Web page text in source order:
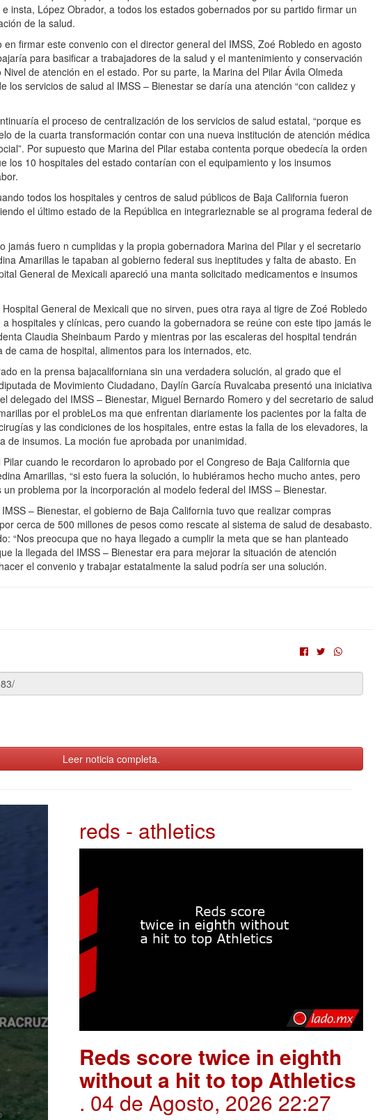
insta, López Obrador, a todos los estados gobernados por su partido firmar un
de la salud.
firmar este convenio con el director general del IMSS, Zoé Robledo en agosto
para basificar a trabajadores de la salud y el mantenimiento y conservación
de atención en el estado. Por su parte, la Marina del Pilar Ávila Olmeda
los servicios de salud al IMSS – Bienestar se daría una atención “con calidez y
el proceso de centralización de los servicios de salud estatal, “porque es
de la cuarta transformación contar con una nueva institución de atención médica
Por supuesto que Marina del Pilar estaba contenta porque obedecía la orden
los 10 hospitales del estado contarían con el equipamiento y los insumos
todos los hospitales y centros de salud públicos de Baja California fueron
el último estado de la República en integrarleznable se al programa federal de
jamás fuero n cumplidas y la propia gobernadora Marina del Pilar y el secretario
Amarillas le tapaban al gobierno federal sus ineptitudes y falta de abasto. En
General de Mexicali apareció una manta solicitado medicamentos e insumos
General de Mexicali que no sirven, pues otra raya al tigre de Zoé Robledo
hospitales y clínicas, pero cuando la gobernadora se reúne con este tipo jamás le
Claudia Sheinbaum Pardo y mientras por las escaleras del hospital tendrán
cama de hospital, alimentos para los internados, etc.
en la prensa bajacaliforniana sin una verdadera solución, al grado que el
de Movimiento Ciudadano, Daylín García Ruvalcaba presentó una iniciativa
delegado del IMSS – Bienestar, Miguel Bernardo Romero y del secretario de salud
por el probleLos ma que enfrentan diariamente los pacientes por la falta de
y las condiciones de los hospitales, entre estas la falla de los elevadores, la
de insumos. La moción fue aprobada por unanimidad.
cuando le recordaron lo aprobado por el Congreso de Baja California que
Amarillas, “si esto fuera la solución, lo hubiéramos hecho mucho antes, pero
problema por la incorporación al modelo federal del IMSS – Bienestar.
– Bienestar, el gobierno de Baja California tuvo que realizar compras
cerca de 500 millones de pesos como rescate al sistema de salud de desabasto.
“Nos preocupa que no haya llegado a cumplir la meta que se han planteado
la llegada del IMSS – Bienestar era para mejorar la situación de atención
el convenio y trabajar estatalmente la salud podría ser una solución.
Leer noticia completa.
reds - athletics
Reds score twice in eighth
without a hit to top Athletics
. 04 de Agosto, 2026 22:27